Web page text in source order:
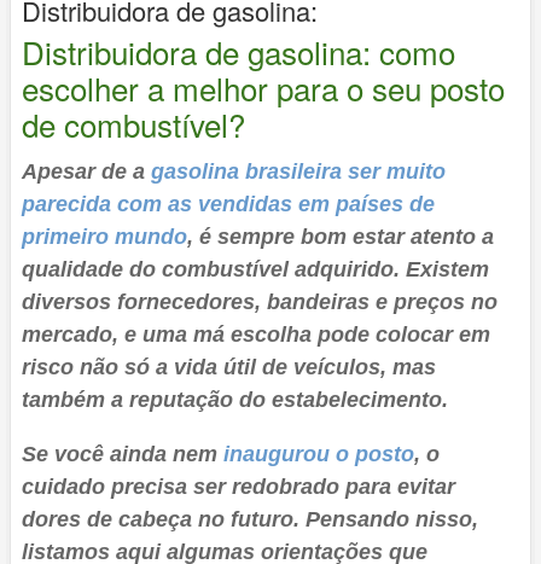
Distribuidora de gasolina:
Distribuidora de gasolina: como
escolher a melhor para o seu posto
de combustível?
Apesar de a gasolina brasileira ser muito
parecida com as vendidas em países de
primeiro mundo, é sempre bom estar atento a
qualidade do combustível adquirido. Existem
diversos fornecedores, bandeiras e preços no
mercado, e uma má escolha pode colocar em
risco não só a vida útil de veículos, mas
também a reputação do estabelecimento.
Se você ainda nem inaugurou o posto, o
cuidado precisa ser redobrado para evitar
dores de cabeça no futuro. Pensando nisso,
listamos aqui algumas orientações que